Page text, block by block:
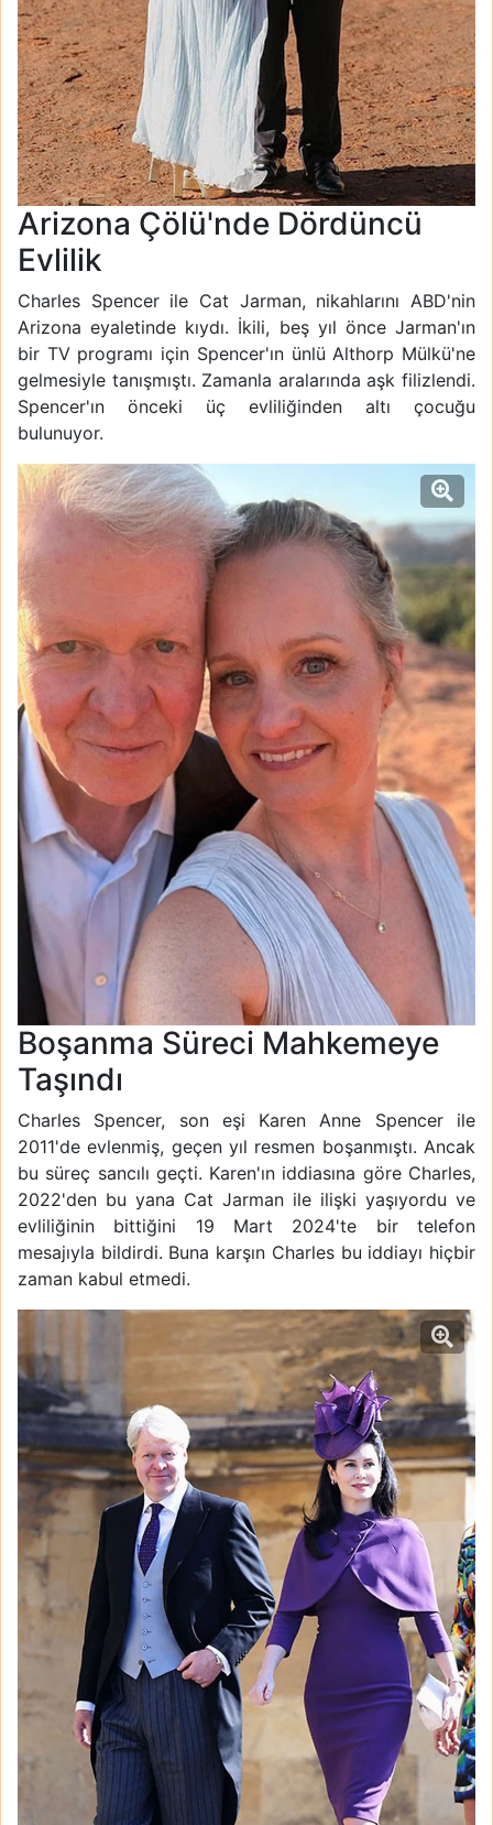
Arizona Çölü'nde Dördüncü
Evlilik
Charles Spencer ile Cat Jarman, nikahlarını ABD'nin
Arizona eyaletinde kıydı. İkili, beş yıl önce Jarman'ın
bir TV programı için Spencer'ın ünlü Althorp Mülkü'ne
gelmesiyle tanışmıştı. Zamanla aralarında aşk filizlendi.
Spencer'ın önceki üç evliliğinden altı çocuğu
bulunuyor.
Boşanma Süreci Mahkemeye
Taşındı
Charles Spencer, son eşi Karen Anne Spencer ile
2011'de evlenmiş, geçen yıl resmen boşanmıştı. Ancak
bu süreç sancılı geçti. Karen'ın iddiasına göre Charles,
2022'den bu yana Cat Jarman ile ilişki yaşıyordu ve
evliliğinin bittiğini 19 Mart 2024'te bir telefon
mesajıyla bildirdi. Buna karşın Charles bu iddiayı hiçbir
zaman kabul etmedi.